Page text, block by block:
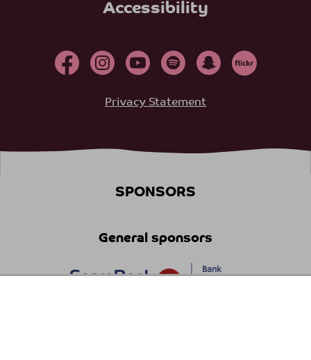
Accessibility
Privacy Statement
SPONSORS
General sponsors